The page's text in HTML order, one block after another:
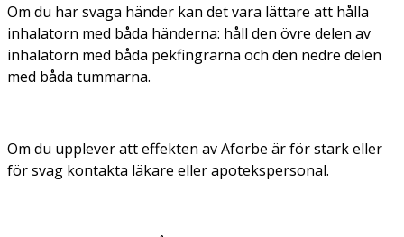
Om du har svaga händer kan det vara lättare att hålla
inhalatorn med båda händerna: håll den övre delen av
inhalatorn med båda pekfingrarna och den nedre delen
med båda tummarna.
Om du upplever att effekten av Aforbe är för stark eller
för svag kontakta läkare eller apotekspersonal.